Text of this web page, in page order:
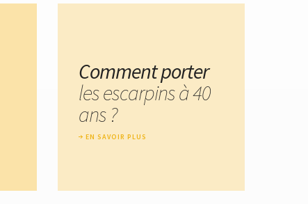
Comment porter
les escarpins à 40
ans ?
EN SAVOIR PLUS